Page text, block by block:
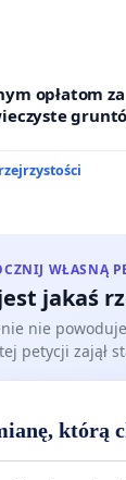
opłatom za
rodzinne
WŁASNĄ
jakaś
nie
petycji zajął
którą